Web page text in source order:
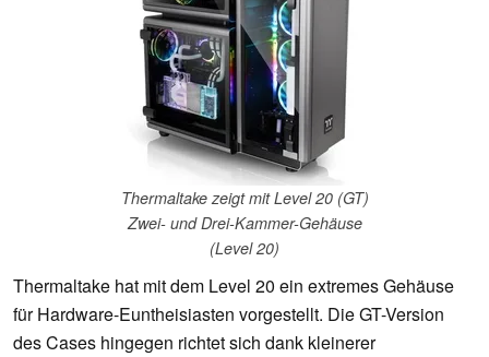
Thermaltake zeigt mit Level 20 (GT)
Zwei- und Drei-Kammer-Gehäuse
(Level 20)
Thermaltake hat mit dem Level 20 ein extremes Gehäuse
für Hardware-Euntheisiasten vorgestellt. Die GT-Version
des Cases hingegen richtet sich dank kleinerer